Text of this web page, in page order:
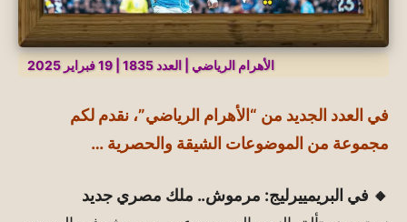
الأهرام الرياضي | العدد 1835 | 19 فبراير 2025
في العدد الجديد من “الأهرام الرياضي”، نقدم لكم
مجموعة من الموضوعات الشيقة والحصرية …
🔸 في البريمييرليج: مرموش.. ملك مصري جديد